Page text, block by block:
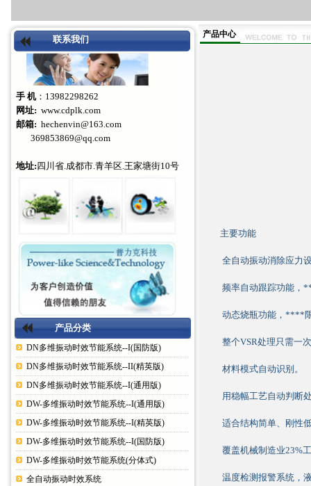
联系我们
手 机：13982298262
网址: www.cdplk.com
邮箱: hechenvin@163.com
369853869@qq.com
地址:四川省.成都市.青羊区.王家塘街10号
产品分类
DN多维振动时效节能系统--I(国防版)
DN多维振动时效节能系统--II(精英版)
DN多维振动时效节能系统--I(通用版)
DW-多维振动时效节能系统--I(通用版)
DW-多维振动时效节能系统--I(精英版)
DW-多维振动时效节能系统--I(国防版)
DW-多维振动时效节能系统(分体式)
全自动振动时效系统
产品中心
主要功能
全自动振动消除应力
频率自动跟踪功能，
动态烧瓶功能，****
整个VSR处理只需一
材料模式自动识别。
用稳幅工艺自动判断
适合结构简单、刚性
覆盖机械制造业23%
温度检测报警系统，